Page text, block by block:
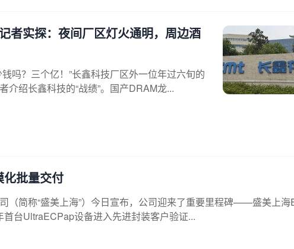
者实探：夜间厂区灯火通明，周边酒
吗？三个亿！”长鑫科技厂区外一位年过六旬的
绍长鑫科技的“战绩”。国产DRAM龙...
化批量交付
（简称“盛美上海”）今日宣布，公司迎来了重要里程碑——盛美上海
台UltraECPap设备进入先进封装客户验证...